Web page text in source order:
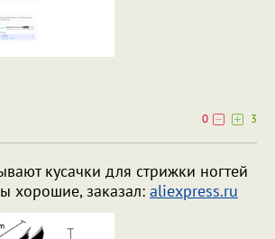
0
3
кусачки для стрижки ногтей
хорошие, заказал: aliexpress.ru